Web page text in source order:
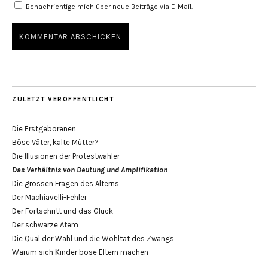
Benachrichtige mich über neue Beiträge via E-Mail.
ZULETZT VERÖFFENTLICHT
Die Erstgeborenen
Böse Väter, kalte Mütter?
Die Illusionen der Protestwähler
Das Verhältnis von Deutung und Amplifikation
Die grossen Fragen des Alterns
Der Machiavelli-Fehler
Der Fortschritt und das Glück
Der schwarze Atem
Die Qual der Wahl und die Wohltat des Zwangs
Warum sich Kinder böse Eltern machen